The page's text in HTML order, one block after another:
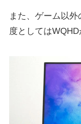
また、ゲーム以
度としてはWQHD